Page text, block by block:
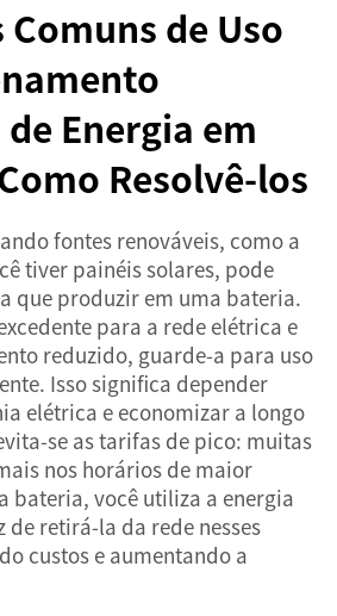
de Uso
Energia em
Resolvê-los
fontes renováveis, como a
tiver painéis solares, pode
que produzir em uma bateria.
para a rede elétrica e
reduzido, guarde-a para uso
Isso significa depender
elétrica e economizar a longo
se as tarifas de pico: muitas
nos horários de maior
bateria, você utiliza a energia
de retirá-la da rede nesses
custos e aumentando a